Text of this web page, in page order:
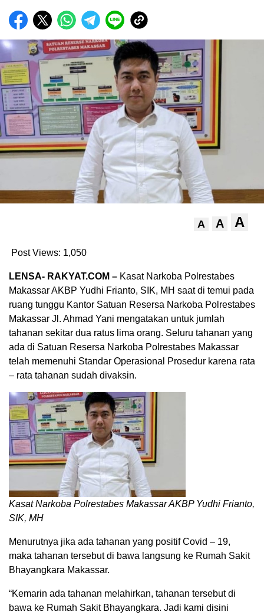
A A A
Post Views: 1,050
LENSA- RAKYAT.COM – Kasat Narkoba Polrestabes
Makassar AKBP Yudhi Frianto, SIK, MH saat di temui pada
ruang tunggu Kantor Satuan Resersa Narkoba Polrestabes
Makassar Jl. Ahmad Yani mengatakan untuk jumlah
tahanan sekitar dua ratus lima orang. Seluru tahanan yang
ada di Satuan Resersa Narkoba Polrestabes Makassar
telah memenuhi Standar Operasional Prosedur karena rata
– rata tahanan sudah divaksin.
Kasat Narkoba Polrestabes Makassar AKBP Yudhi Frianto,
SIK, MH
Menurutnya jika ada tahanan yang positif Covid – 19,
maka tahanan tersebut di bawa langsung ke Rumah Sakit
Bhayangkara Makassar.
“Kemarin ada tahanan melahirkan, tahanan tersebut di
bawa ke Rumah Sakit Bhayangkara. Jadi kami disini